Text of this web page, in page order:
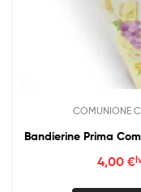
COMUNIONE
Bandierine Prima
4,00 €